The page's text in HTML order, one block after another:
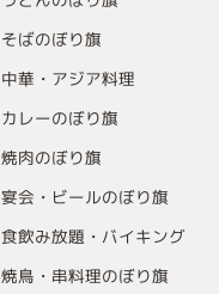
そばのぼり旗
中華・アジア料理
カレーのぼり旗
焼肉のぼり旗
宴会・ビールのぼり旗
食飲み放題・バイキング
焼鳥・串料理のぼり旗